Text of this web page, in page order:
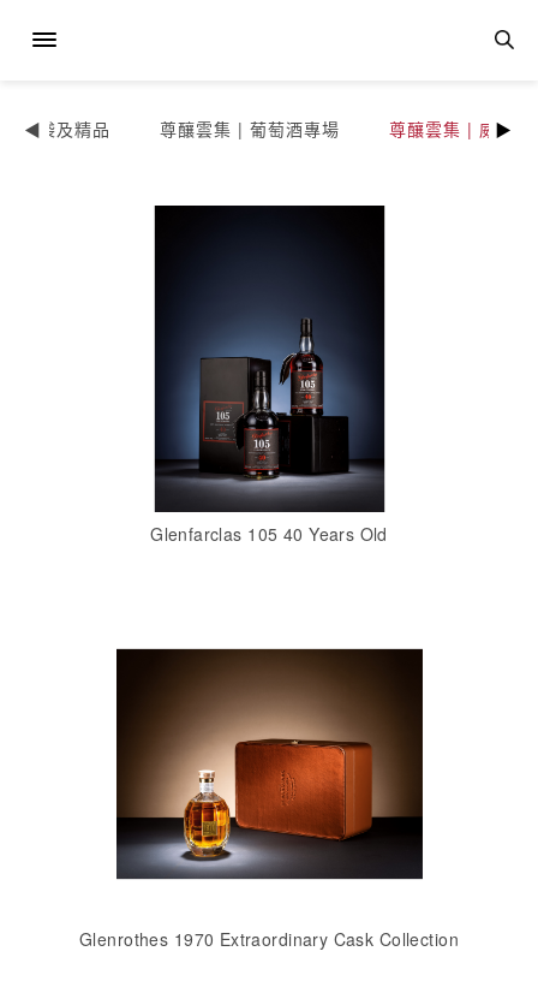
手袋及精品 尊釀雲集 | 葡萄酒專場 尊釀雲集 | 威士忌
Glenfarclas 105 40 Years Old
Glenrothes 1970 Extraordinary Cask Collection